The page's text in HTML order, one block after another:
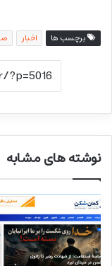
برچسب ها اخبار
نوشته های مشابه